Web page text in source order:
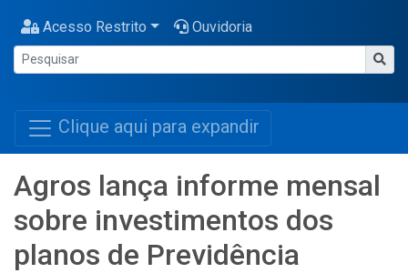
Acesso Restrito Ouvidoria
Clique aqui para expandir
Agros lança informe mensal
sobre investimentos dos
planos de Previdência